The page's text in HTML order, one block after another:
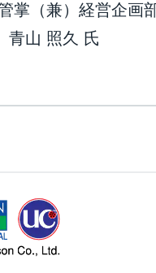
掌（兼）経営企
山 照久 氏